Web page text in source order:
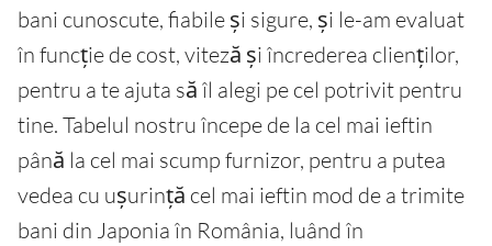
bani cunoscute, fiabile și sigure, și le-am evaluat
în funcție de cost, viteză și încrederea clienților,
pentru a te ajuta să îl alegi pe cel potrivit pentru
tine. Tabelul nostru începe de la cel mai ieftin
până la cel mai scump furnizor, pentru a putea
vedea cu ușurință cel mai ieftin mod de a trimite
bani din Japonia în România, luând în